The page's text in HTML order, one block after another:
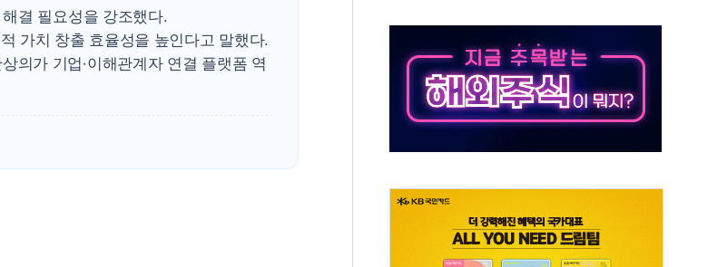
트럼프 "금리 내려야"…파월 때와 달리 워시엔 톤 낮춰
결 필요성을 강조했다.
가치 창출 효율성을 높인다고 말했다.
의가 기업·이해관계자 연결 플랫폼 역